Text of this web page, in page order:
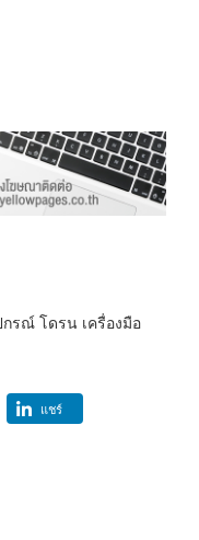
รณ์ โดรน เครื่องมือ
แชร์